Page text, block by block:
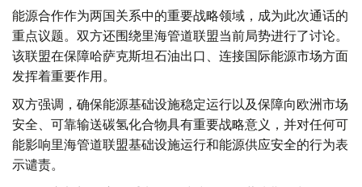
能源合作作为两国关系中的重要战略领域，成为此次通话的
重点议题。双方还围绕里海管道联盟当前局势进行了讨论。
该联盟在保障哈萨克斯坦石油出口、连接国际能源市场方面
发挥着重要作用。
双方强调，确保能源基础设施稳定运行以及保障向欧洲市场
安全、可靠输送碳氢化合物具有重要战略意义，并对任何可
能影响里海管道联盟基础设施运行和能源供应安全的行为表
示谴责。